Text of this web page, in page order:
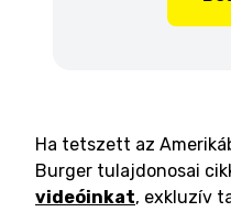
Ha tetszett az
Burger tulajdonosai
videóinkat, exkluzív